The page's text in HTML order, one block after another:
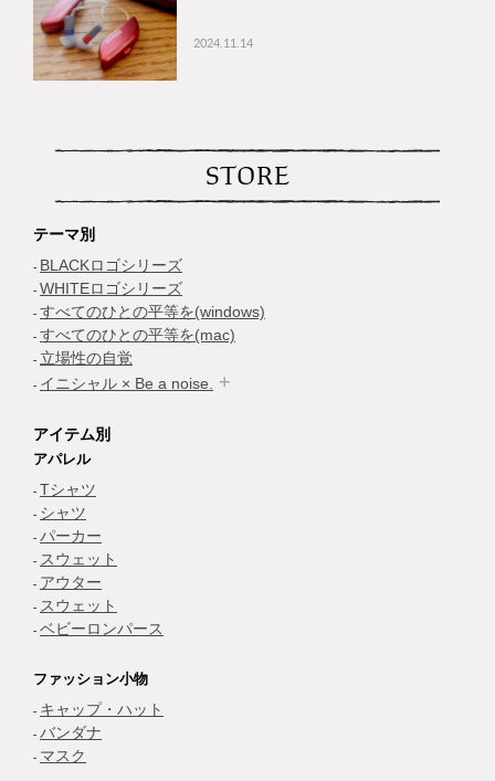
2024.11.14
STORE
テーマ別
BLACKロゴシリーズ
WHITEロゴシリーズ
すべてのひとの平等を(windows)
すべてのひとの平等を(mac)
立場性の自覚
イニシャル × Be a noise.
アイテム別
アパレル
Tシャツ
シャツ
パーカー
スウェット
アウター
スウェット
ベビーロンパース
ファッション小物
キャップ・ハット
バンダナ
マスク